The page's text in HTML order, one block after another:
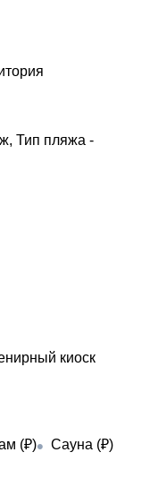
Тип пляжа -
киоск
(₽)
Сауна (₽)